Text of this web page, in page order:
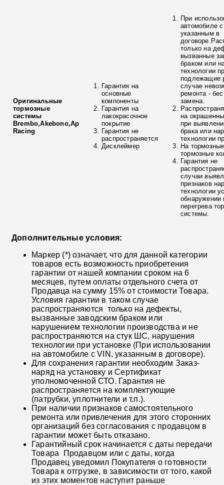
Оригинальные
тормозные
системы
Brembo,Akebono,Ap
Racing
Гарантия на
основные
компоненты
Гарантия на
лакокрасочное
покрытие
Гарантия не
распространяется
Дисклеймер
При
автомобиле
указанным в
только на
вызванные
браком или
технологии
подлежащие
случае
ремонта -
замена.
на
при
брака или
технологии
На
тормозные
Гарантия не
случаи
признаков
технологии
обнаружении
перегрева
системы.
Дополнительные условия:
Маркер (*) означает, что для данной категории
товаров есть возможность приобретения
гарантии от нашей компании сроком на 6
месяцев, путем оплаты отдельного счета от
Продавца на сумму 15% от стоимости Товара.
Условия гарантии в таком случае
распространяются только на дефекты,
вызванные заводским браком или
нарушением технологии производства и не
распространяются на стук ШС, нарушения
технологии при установке (При использовании
на автомобиле с VIN, указанным в договоре).
Для сохранения гарантии необходим Заказ-
наряд на установку и Сертификат
уполномоченной СТО. Гарантия не
распространяется на комплектующие
(патрубки, уплотнители и т.п.).
При наличии признаков самостоятельного
ремонта или привлечения для этого сторонних
организаций без согласования с продавцом в
гарантии может быть отказано.
Гарантийный срок начинается с даты передачи
Товара Продавцом или с даты, когда
Продавец уведомил Покупателя о готовности
Товара к отгрузке, в зависимости от того, какой
из этих моментов наступит раньше